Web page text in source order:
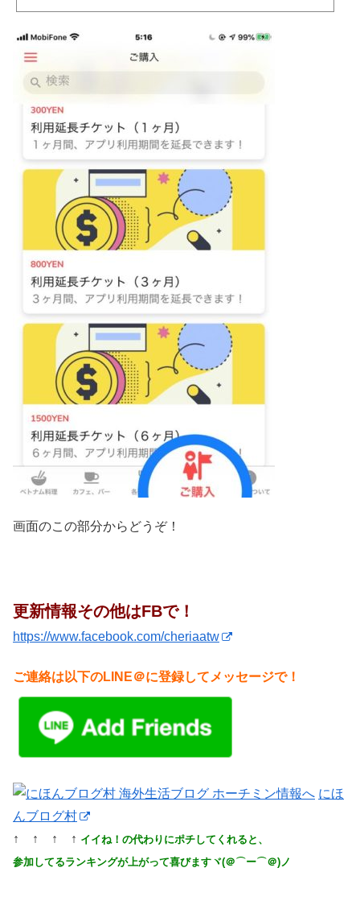
画面のこの部分からどうぞ！
更新情報その他はFBで！
https://www.facebook.com/cheriaatw
ご連絡は以下のLINE＠に登録してメッセージで！
にほ
んブログ村
↑ ↑ ↑ ↑ イイね！の代わりにポチしてくれると、
参加してるランキングが上がって喜びますヾ(＠⌒ー⌒＠)ノ